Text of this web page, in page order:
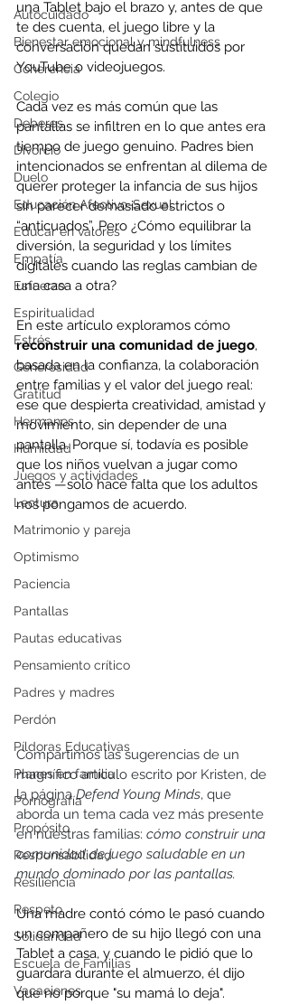
Autocuidado
Bienestar emocional y mindfulness
Coherencia
Colegio
Deberes
Divorcio
Duelo
Educación Afectivo-Sexual
Educar en valores
Empatía
Esfuerzo
Espiritualidad
Estrés
Generosidad
Gratitud
Hermanos
Humildad
Juegos y actividades
Lectura
Matrimonio y pareja
Optimismo
Paciencia
Pantallas
Pautas educativas
Pensamiento crítico
Padres y madres
Perdón
Píldoras Educativas
Planes en familia
Pornografía
Propósito
Responsabilidad
Resiliencia
Respeto
Solidaridad
Escuela de Familias
Vacaciones
una Tablet bajo el brazo y, antes de que
te des cuenta, el juego libre y la
conversación quedan sustituidos por
YouTube o videojuegos.
Cada vez es más común que las
pantallas se infiltren en lo que antes era
tiempo de juego genuino. Padres bien
intencionados se enfrentan al dilema de
querer proteger la infancia de sus hijos
sin parecer demasiado estrictos o
“anticuados”. Pero ¿Cómo equilibrar la
diversión, la seguridad y los límites
digitales cuando las reglas cambian de
una casa a otra?
En este artículo exploramos cómo
reconstruir una comunidad de juego,
basada en la confianza, la colaboración
entre familias y el valor del juego real:
ese que despierta creatividad, amistad y
movimiento, sin depender de una
pantalla. Porque sí, todavía es posible
que los niños vuelvan a jugar como
antes —solo hace falta que los adultos
nos pongamos de acuerdo.
Compartimos las sugerencias de un
magnífico artículo escrito por Kristen, de
la página Defend Young Minds, que
aborda un tema cada vez más presente
en nuestras familias: cómo construir una
comunidad de juego saludable en un
mundo dominado por las pantallas.
Una madre contó cómo le pasó cuando
un compañero de su hijo llegó con una
Tablet a casa, y cuando le pidió que lo
guardara durante el almuerzo, él dijo
que no porque "su mamá lo deja".